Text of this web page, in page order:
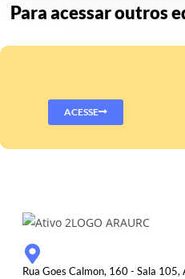
Para acessar outros
ACESSE
Rua Goes Calmon, 160 - Sala